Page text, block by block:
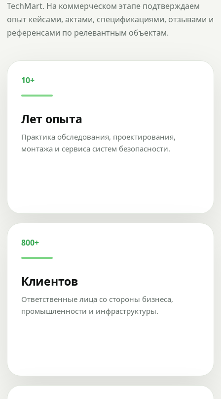
TechMart. На коммерческом этапе подтверждаем
опыт кейсами, актами, спецификациями, отзывами и
референсами по релевантным объектам.
10+
Лет опыта
Практика обследования, проектирования,
монтажа и сервиса систем безопасности.
800+
Клиентов
Ответственные лица со стороны бизнеса,
промышленности и инфраструктуры.